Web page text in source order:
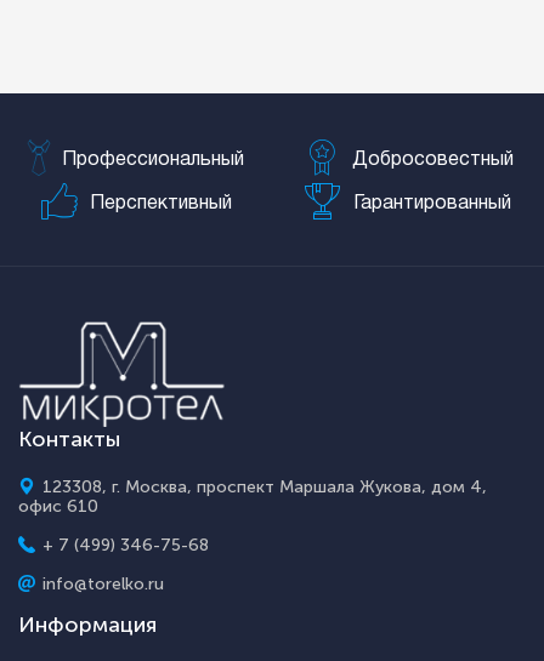
Профессиональный Добросовестный
Перспективный Гарантированный
Контакты
123308, г. Москва, проспект Маршала Жукова, дом 4,
офис 610
+ 7 (499) 346-75-68
info@torelko.ru
Информация